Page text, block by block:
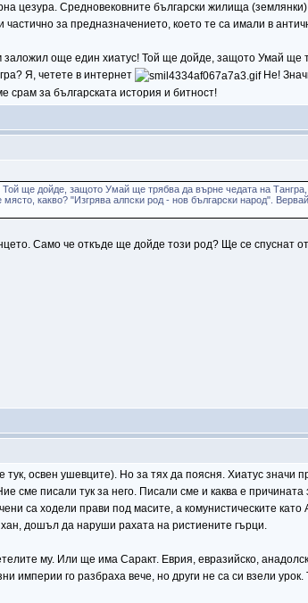
цезура. Средновековните български жилища
за предназначението, което те са имали в
още един хиатус! Той ще дойде, защото Умай ще
Я, четете в интернет
Не!
за българската история и битност!
ще дойде, защото Умай ще трябва да върне чедата на
какво? "Изгрява алпски род - нов български народ".
Само че откъде ще дойде този род? Ще се спуснат
освен ушевците). Но за тях да поясня. Хиатус значи
сме писали тук за него. Писали сме и каква е
са ходели прави под масите, а комунистическите
дошъл да наруши рахата на ристиените гърци.
му. Или ще има Саракт. Еврия, евразийско,
империи го разбраха вече, но други не са си взели